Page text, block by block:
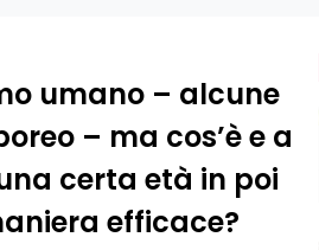
umano – alcune
– ma cos’è e a
certa età in poi
efficace?